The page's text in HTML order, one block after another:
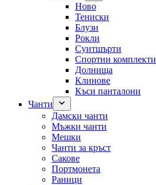
Ново
Тениски
Блузи
Рокли
Суитшърти
Спортни комплекти
Долнища
Клинове
Къси панталони
Чанти
Дамски чанти
Мъжки чанти
Мешки
Чанти за кръст
Сакове
Портмонета
Раници